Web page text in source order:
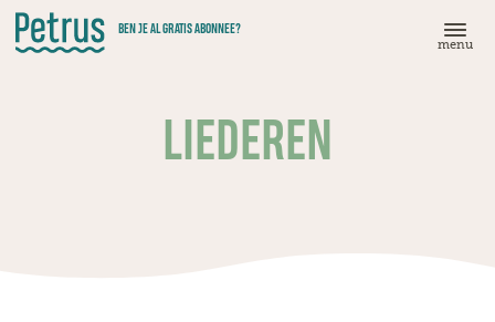
Doorgaan
naar
hoofdinhoud
BEN JE AL GRATIS ABONNEE?
menu
LIEDEREN